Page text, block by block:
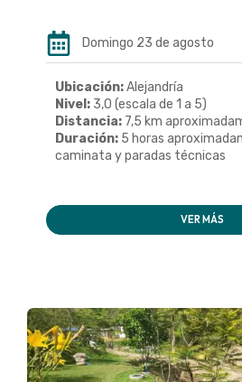
Domingo 23 de agosto
Ubicación:Alejandría
Nivel: 3,0 (escala de 1 a 5)
Distancia: 7,5 km
Duración: 5 horas
caminata y paradas técnicas
VER MÁS